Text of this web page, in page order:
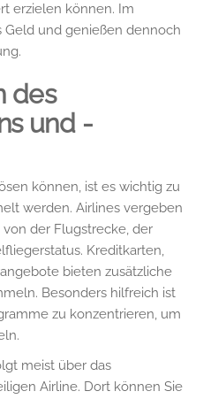
erzielen können. Im
Geld und genießen dennoch
des
und -
können, ist es wichtig zu
werden. Airlines vergeben
der Flugstrecke, der
Kreditkarten,
bieten zusätzliche
Besonders hilfreich ist
zu konzentrieren, um
meist über das
Airline. Dort können Sie